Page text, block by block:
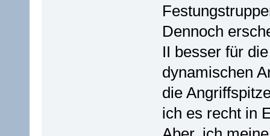
Dennoch
II besser für
dynamischen
die
ich es recht in